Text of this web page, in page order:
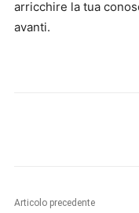
arricchire la tua
avanti.
Articolo precedente